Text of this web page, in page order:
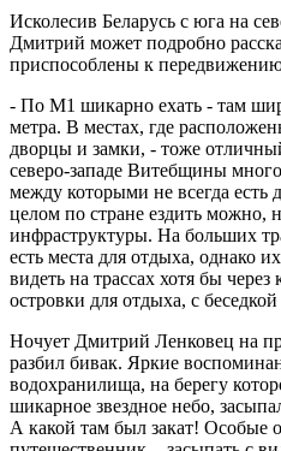
Исколесив Беларусь с юга на
Дмитрий может подробно
приспособлены к
- По М1 шикарно ехать - там
метра. В местах, где
дворцы и замки, - тоже
северо-западе Витебщины
между которыми не всегда есть
целом по стране ездить можно,
инфраструктуры. На больших
есть места для отдыха, однако
видеть на трассах хотя бы
островки для отдыха, с
Ночует Дмитрий Ленковец на
разбил бивак. Яркие
водохранилища, на берегу
шикарное звездное небо,
А какой там был закат! Особые